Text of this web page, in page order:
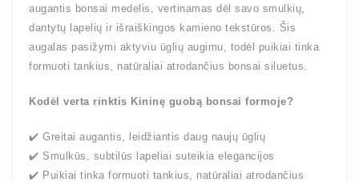
augantis bonsai medelis, vertinamas dėl savo smulkių,
dantytų lapelių ir išraiškingos kamieno tekstūros. Šis
augalas pasižymi aktyviu ūglių augimu, todėl puikiai tinka
formuoti tankius, natūraliai atrodančius bonsai siluetus.
Kodėl verta rinktis Kininę guobą bonsai formoje?
✔️ Greitai augantis, leidžiantis daug naujų ūglių
✔️ Smulkūs, subtilūs lapeliai suteikia elegancijos
✔️ Puikiai tinka formuoti tankius, natūraliai atrodančius